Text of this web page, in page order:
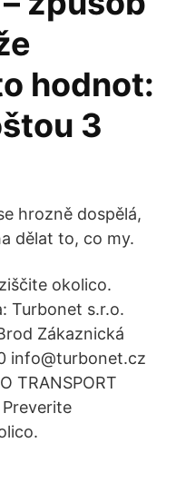
hodnot:
3
hrozně dospělá,
dělat to, co my.
okolico.
Turbonet s.r.o.
Zákaznická
info@turbonet.cz
TRANSPORT